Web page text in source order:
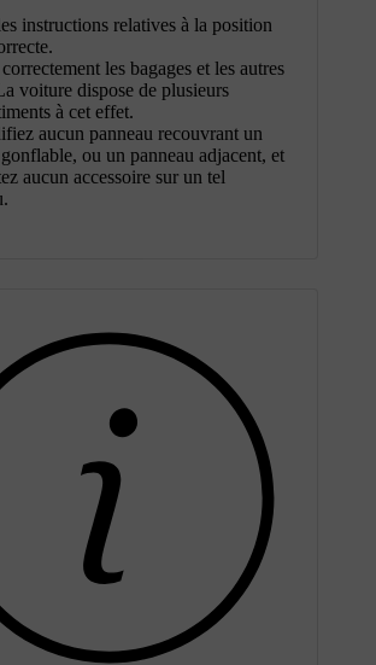
instructions relatives à la position
les bagages et les autres
voiture dispose de plusieurs
à cet effet.
aucun panneau recouvrant un
ou un panneau adjacent, et
aucun accessoire sur un tel